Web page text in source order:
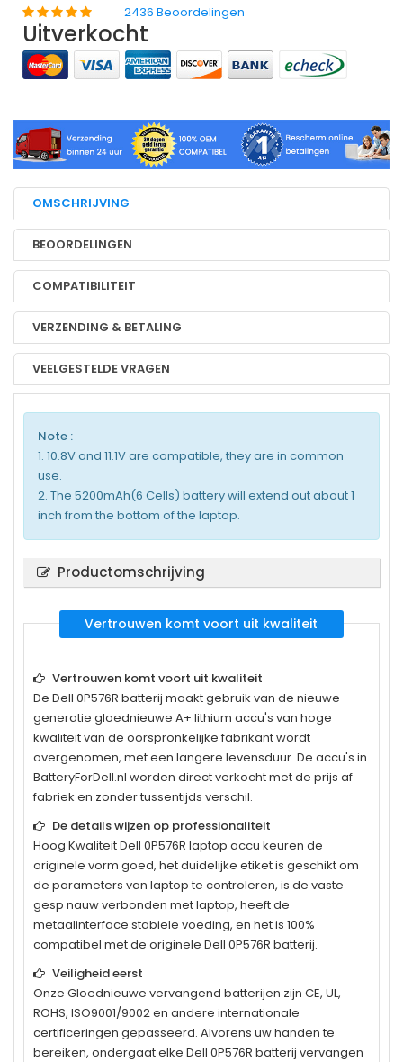
2436 Beoordelingen
Uitverkocht
OMSCHRIJVING
BEOORDELINGEN
COMPATIBILITEIT
VERZENDING & BETALING
VEELGESTELDE VRAGEN
Note :
1. 10.8V and 11.1V are compatible, they are in common
use.
2. The 5200mAh(6 Cells) battery will extend out about 1
inch from the bottom of the laptop.
Productomschrijving
Vertrouwen komt voort uit kwaliteit
Vertrouwen komt voort uit kwaliteit
De Dell 0P576R batterij maakt gebruik van de nieuwe
generatie gloednieuwe A+ lithium accu's van hoge
kwaliteit van de oorspronkelijke fabrikant wordt
overgenomen, met een langere levensduur. De accu's in
BatteryForDell.nl worden direct verkocht met de prijs af
fabriek en zonder tussentijds verschil.
De details wijzen op professionaliteit
Hoog KwaliteitDell 0P576R laptop accu keuren de
originele vorm goed, het duidelijke etiket is geschikt om
de parameters van laptop te controleren, is de vaste
gesp nauw verbonden met laptop, heeft de
metaalinterface stabiele voeding, en het is 100%
compatibel met de originele Dell 0P576R batterij.
Veiligheid eerst
Onze Gloednieuwe vervangend batterijen zijn CE, UL,
ROHS, ISO9001/9002 en andere internationale
certificeringen gepasseerd. Alvorens uw handen te
bereiken, ondergaat elke Dell 0P576R batterij vervangen